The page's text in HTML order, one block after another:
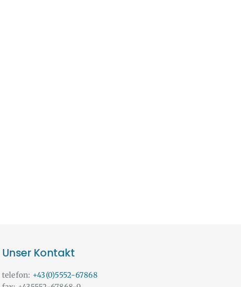
Unser Kontakt
telefon: +43(0)5552-67868